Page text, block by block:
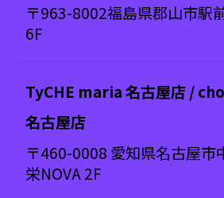
〒963-8002福島県郡山市駅
6F
TyCHE maria 名古屋店 /
名古屋店
〒460-0008 愛知県名古屋市
栄NOVA 2F